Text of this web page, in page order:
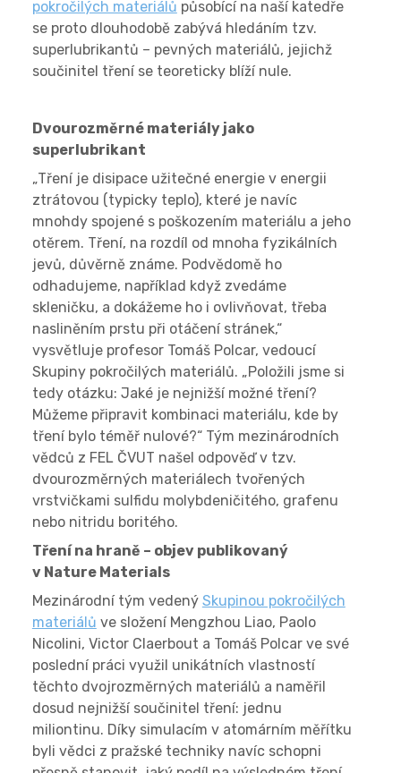
pokročilých materiálů působící na naší katedře
se proto dlouhodobě zabývá hledáním tzv.
superlubrikantů – pevných materiálů, jejichž
součinitel tření se teoreticky blíží nule.
Dvourozměrné materiály jako
superlubrikant
„Tření je disipace užitečné energie v energii
ztrátovou (typicky teplo), které je navíc
mnohdy spojené s poškozením materiálu a jeho
otěrem. Tření, na rozdíl od mnoha fyzikálních
jevů, důvěrně známe. Podvědomě ho
odhadujeme, například když zvedáme
skleničku, a dokážeme ho i ovlivňovat, třeba
nasliněním prstu při otáčení stránek,“
vysvětluje profesor Tomáš Polcar, vedoucí
Skupiny pokročilých materiálů. „Položili jsme si
tedy otázku: Jaké je nejnižší možné tření?
Můžeme připravit kombinaci materiálu, kde by
tření bylo téměř nulové?“ Tým mezinárodních
vědců z FEL ČVUT našel odpověď v tzv.
dvourozměrných materiálech tvořených
vrstvičkami sulfidu molybdeničitého, grafenu
nebo nitridu boritého.
Tření na hraně – objev publikovaný
v Nature Materials
Mezinárodní tým vedený Skupinou pokročilých
materiálů ve složení Mengzhou Liao, Paolo
Nicolini, Victor Claerbout a Tomáš Polcar ve své
poslední práci využil unikátních vlastností
těchto dvojrozměrných materiálů a naměřil
dosud nejnižší součinitel tření: jednu
miliontinu. Díky simulacím v atomárním měřítku
byli vědci z pražské techniky navíc schopni